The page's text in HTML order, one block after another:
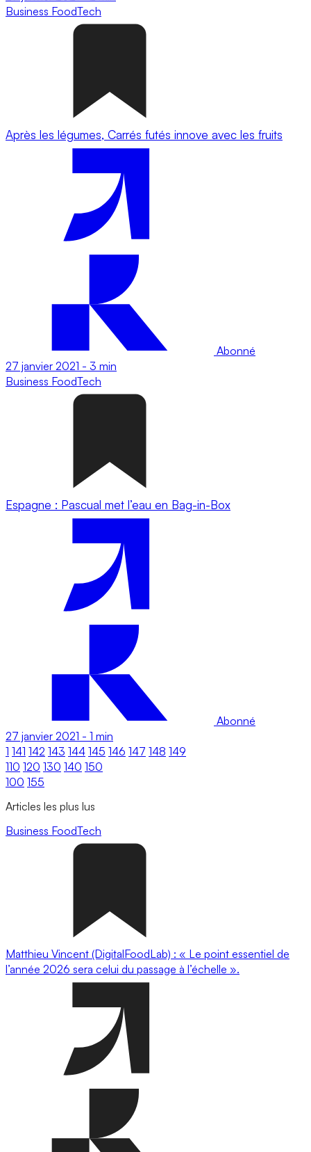
Business FoodTech
Après les légumes, Carrés futés innove avec les fruits
Abonné
27 janvier 2021 - 3 min
Business FoodTech
Espagne : Pascual met l’eau en Bag-in-Box
Abonné
27 janvier 2021 - 1 min
1 141 142 143 144 145 146 147 148 149
110 120 130 140 150
100 155
Articles les plus lus
Business FoodTech
Matthieu Vincent (DigitalFoodLab) : « Le point essentiel de
l’année 2026 sera celui du passage à l’échelle ».